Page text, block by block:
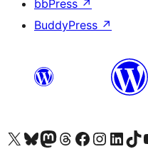
bbPress ↗
BuddyPress ↗
Visit our X (formerly Twitter) account
Visit our Bluesky account
Visit our Mastodon account
Visit our Threads account
Visit our Facebook page
Visit our Instagram
Visit ourVisit our